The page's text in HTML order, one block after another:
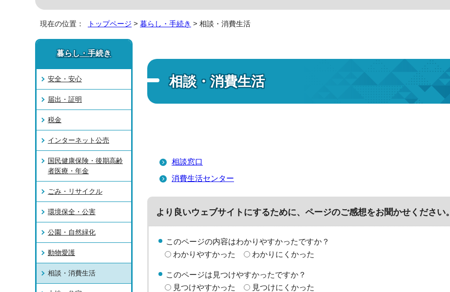
現在の位置： トップページ > 暮らし・手続き > 相談・消費生活
相談・消費生活
相談窓口
消費生活センター
より良いウェブサイトにするために、ページのご感想をお聞かせください。
このページの内容はわかりやすかったですか？
わかりやすかった
わかりにくかった
このページは見つけやすかったですか？
見つけやすかった
見つけにくかった
暮らし・手続き
安全・安心
届出・証明
税金
インターネット公売
国民健康保険・後期高齢
者医療・年金
ごみ・リサイクル
環境保全・公害
公園・自然緑化
動物愛護
相談・消費生活